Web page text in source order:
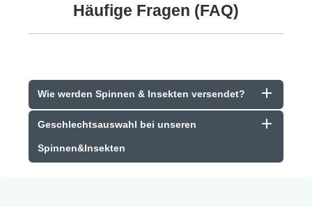
Häufige Fragen (FAQ)
Wie werden Spinnen & Insekten versendet?
Geschlechtsauswahl bei unseren
Spinnen&Insekten